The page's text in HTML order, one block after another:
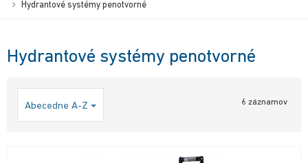
homepage
Hydrantové systémy penotvorné
Hydrantové systémy penotvorné
Abecedne A-Z 6 záznamov